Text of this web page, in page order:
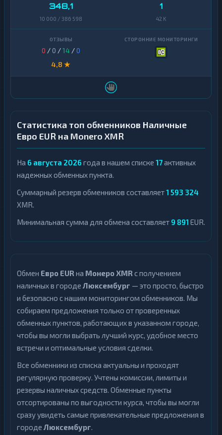
348,1
10 000 / 386 598
1
42 K
0 / 0 /14 /0
4,8 ★
Статистика топ обменников Наличные
Евро EUR на Monero XMR
На 6 августа 2026 года в нашем списке 17активных
надежных обменных пункта.
Суммарный резерв обменников составляет1 593 324
XMR.
Минимальная сумма для обмена составляет 9 891 EUR.
Обмен Евро EUR на Монеро XMR с получением
наличных в городе Люксембург — это просто, быстро
и безопасно с нашим мониторингом обменников. Мы
собираем предложения только от проверенных
обменных пунктов, работающих в указанном городе,
чтобы вы могли выбрать лучший курс, удобное место
встречи и оптимальные условия сделки.
Все обменники из списка актуальны и проходят
регулярную проверку. Учтены комиссии, лимиты и
резервы наличных средств. Обменные пункты
отсортированы по выгодности курса, чтобы вы могли
сразу увидеть самые привлекательные предложения в
городе Люксембург.